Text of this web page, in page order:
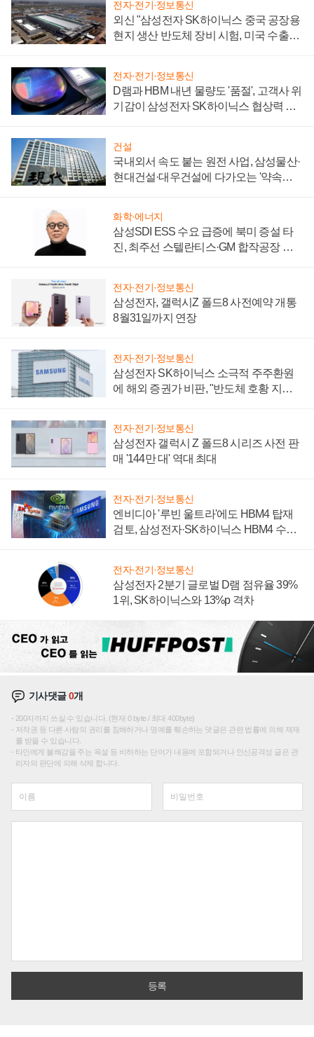
전자·전기·정보통신
외신 "삼성전자 SK하이닉스 중국 공장용
현지 생산 반도체 장비 시험, 미국 수출통
전자·전기·정보통신
D램과 HBM 내년 물량도 '품절', 고객사 위
기감이 삼성전자 SK하이닉스 협상력 더
건설
국내외서 속도 붙는 원전 사업, 삼성물산·
현대건설·대우건설에 다가오는 '약속의
화학·에너지
삼성SDI ESS 수요 급증에 북미 증설 타
진, 최주선 스텔란티스·GM 합작공장 건
전자·전기·정보통신
삼성전자, 갤럭시Z 폴드8 사전예약 개통
8월31일까지 연장
전자·전기·정보통신
삼성전자 SK하이닉스 소극적 주주환원
에 해외 증권가 비판, "반도체 호황 지속
전자·전기·정보통신
삼성전자 갤럭시 Z 폴드8 시리즈 사전 판
매 '144만 대' 역대 최대
전자·전기·정보통신
엔비디아 '루빈 울트라'에도 HBM4 탑재
검토, 삼성전자·SK하이닉스 HBM4 수율
전자·전기·정보통신
삼성전자 2분기 글로벌 D램 점유율 39%
1위, SK하이닉스와 13%p 격차
기사댓글0개
200자까지 쓰실 수 있습니다. (현재 0 byte / 최대 400byte)
저작권 등 다른 사람의 권리를 침해하거나 명예를 훼손하는 댓글은 관련 법률에 의해 제재
를 받을 수 있습니다.
타인에게 불쾌감을 주는 욕설 등 비하하는 단어가 내용에 포함되거나 인신공격성 글은 관
리자의 판단에 의해 삭제 합니다.